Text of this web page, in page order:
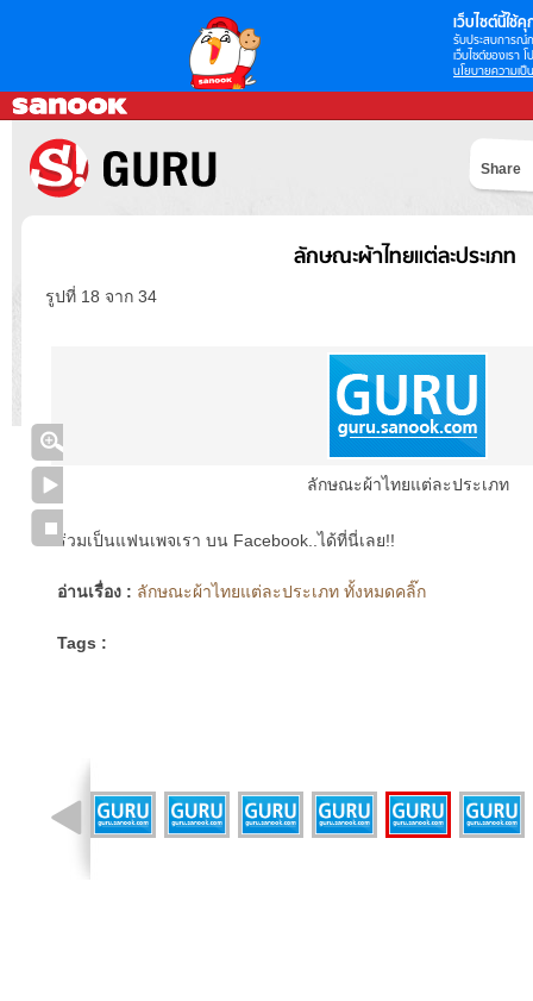
เว็บไซต์นี้ใช้คุ
รับประสบการณ์
เว็บไซต์ของเรา
นโยบายความเป็
Share
ลักษณะผ้าไทยแต่ละประเภท
รูปที่ 18 จาก 34
ลักษณะผ้าไทยแต่ละประเภท
ร่วมเป็นแฟนเพจเรา บน Facebook..ได้ที่นี่เลย!!
อ่านเรื่อง : ลักษณะผ้าไทยแต่ละประเภท ทั้งหมดคลิ๊ก
Tags :